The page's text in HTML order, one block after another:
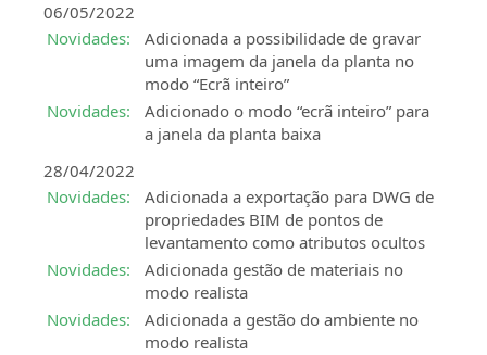
06/05/2022
Novidades:
Adicionada a possibilidade de gravar
uma imagem da janela da planta no
modo “Ecrã inteiro”
Novidades:
Adicionado o modo “ecrã inteiro” para
a janela da planta baixa
28/04/2022
Novidades:
Adicionada a exportação para DWG de
propriedades BIM de pontos de
levantamento como atributos ocultos
Novidades:
Adicionada gestão de materiais no
modo realista
Novidades:
Adicionada a gestão do ambiente no
modo realista